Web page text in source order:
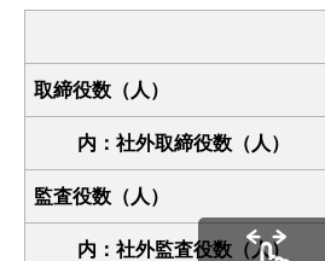
取締役数（人）
内：社外取締役数（人）
監査役数（人）
内：社外監査役数（人）